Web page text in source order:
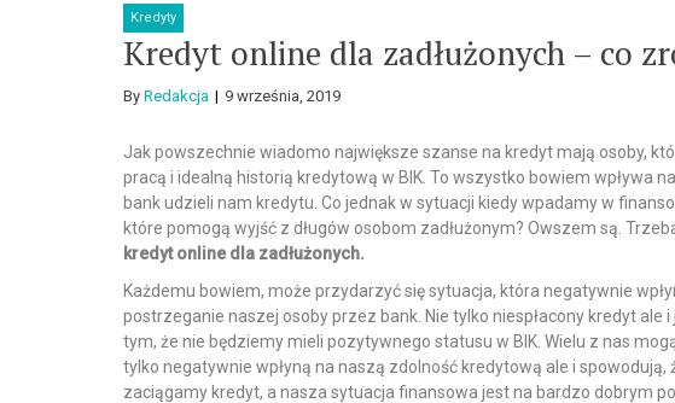
Kredyty
Kredyt online dla zadłużonych – co
By Redakcja 9 września, 2019
Jak powszechnie wiadomo największe szanse na kredyt mają osoby,
pracą i idealną historią kredytową w BIK. To wszystko bowiem wpływa
bank udzieli nam kredytu. Co jednak w sytuacji kiedy wpadamy w
które pomogą wyjść z długów osobom zadłużonym? Owszem są.
kredyt online dla zadłużonych.
Każdemu bowiem, może przydarzyć się sytuacja, która negatywnie
postrzeganie naszej osoby przez bank. Nie tylko niespłacony kredyt
tym, że nie będziemy mieli pozytywnego statusu w BIK. Wielu z nas
tylko negatywnie wpłyną na naszą zdolność kredytową ale i
zaciągamy kredyt, a nasza sytuacja finansowa jest na bardzo dobrym